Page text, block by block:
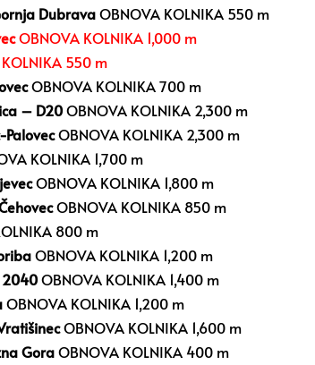
DubravaOBNOVA KOLNIKA 550 m
OBNOVA KOLNIKA 1,000 m
550 m
OBNOVA KOLNIKA 700 m
– D20OBNOVA KOLNIKA 2,300 m
OBNOVA KOLNIKA 2,300 m
KOLNIKA 1,700 m
OBNOVA KOLNIKA 1,800 m
OBNOVA KOLNIKA 850 m
800 m
OBNOVA KOLNIKA 1,200 m
2040OBNOVA KOLNIKA 1,400 m
OBNOVA KOLNIKA 1,200 m
OBNOVA KOLNIKA 1,600 m
GoraOBNOVA KOLNIKA 400 m